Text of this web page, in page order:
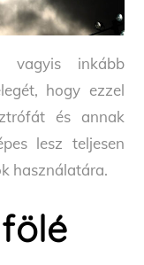
inkább
hogy ezzel
és annak
lesz teljesen
használatára.